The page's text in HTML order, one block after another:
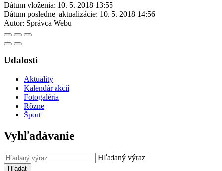
Dátum vloženia: 10. 5. 2018 13:55
Dátum poslednej aktualizácie: 10. 5. 2018 14:56
Autor: Správca Webu
Udalosti
Aktuality
Kalendár akcií
Fotogaléria
Rôzne
Šport
Vyhľadávanie
Hľadaný výraz
Hľadať